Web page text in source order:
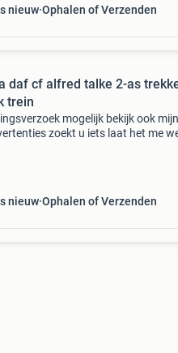
nieuw Ophalen of Verzenden
daf cf alfred talke 2-as
trein
mogelijk bekijk ook mijn
zoekt u iets laat het me
nieuw Ophalen of Verzenden